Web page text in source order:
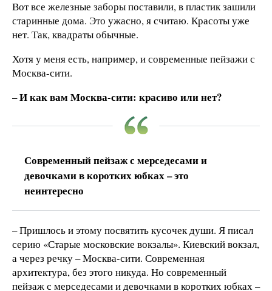
Вот все железные заборы поставили, в пластик зашили
старинные дома. Это ужасно, я считаю. Красоты уже
нет. Так, квадраты обычные.
Хотя у меня есть, например, и современные пейзажи с
Москва-сити.
– И как вам Москва-сити: красиво или нет?
Современный пейзаж с мерседесами и
девочками в коротких юбках – это
неинтересно
– Пришлось и этому посвятить кусочек души. Я писал
серию «Старые московские вокзалы». Киевский вокзал,
а через речку – Москва-сити. Современная
архитектура, без этого никуда. Но современный
пейзаж с мерседесами и девочками в коротких юбках –